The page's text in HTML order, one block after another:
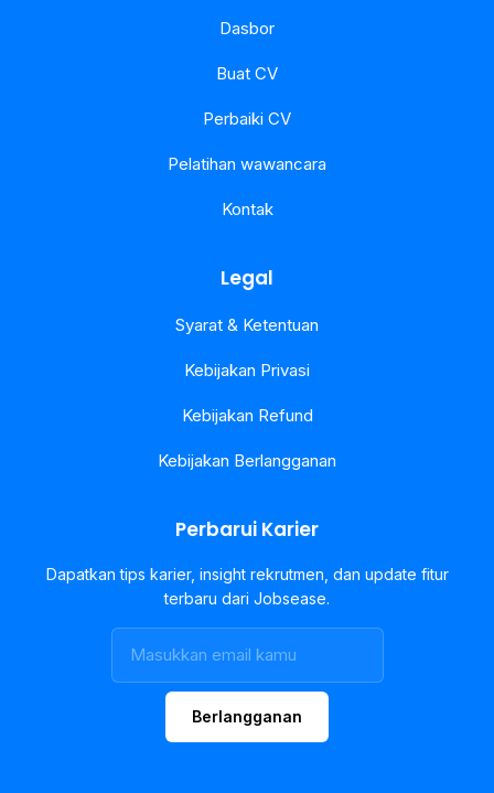
Dasbor
Buat CV
Perbaiki CV
Pelatihan wawancara
Kontak
Legal
Syarat & Ketentuan
Kebijakan Privasi
Kebijakan Refund
Kebijakan Berlangganan
Perbarui Karier
Dapatkan tips karier, insight rekrutmen, dan update fitur
terbaru dari Jobsease.
Berlangganan